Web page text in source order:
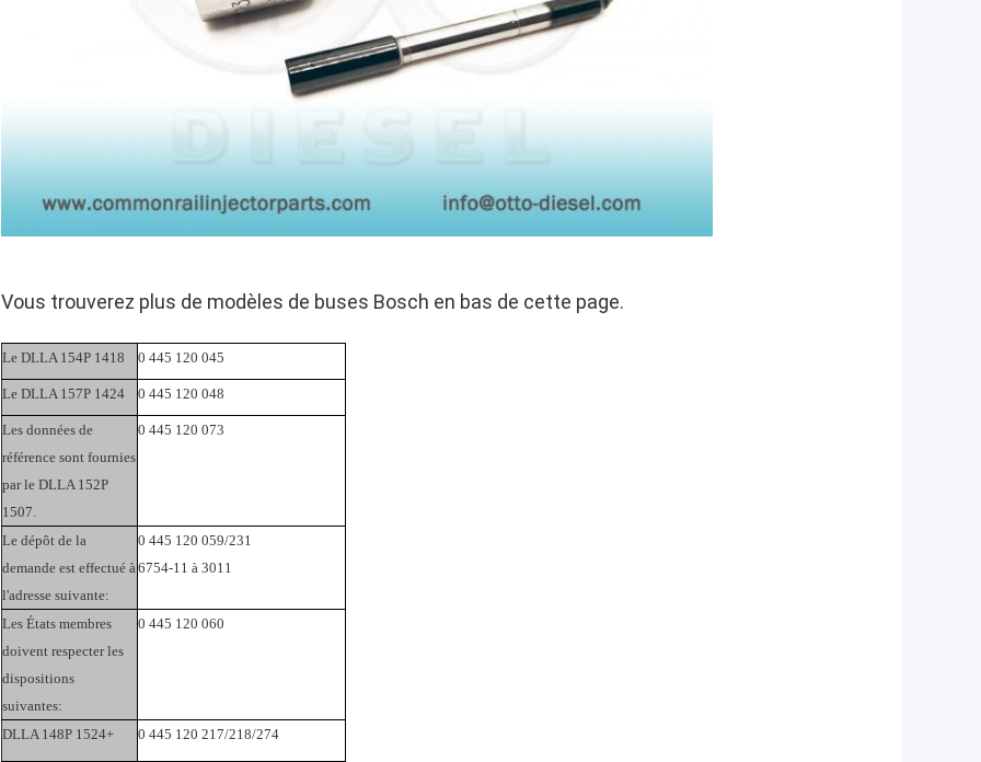
Vous trouverez plus de modèles de buses Bosch en bas de cette page.
Le DLLA 154P 1418 0 445 120 045
Le DLLA 157P 1424 0 445 120 048
Les données de
référence sont fournies
par le DLLA 152P
1507.
0 445 120 073
Le dépôt de la
demande est effectué à
l'adresse suivante:
0 445 120 059/231
6754-11 à 3011
Les États membres
doivent respecter les
dispositions
suivantes:
0 445 120 060
DLLA 148P 1524+ 0 445 120 217/218/274